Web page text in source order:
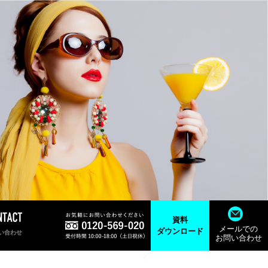
合わせ
資料
ダウンロード
メールでの
お問い合わせ